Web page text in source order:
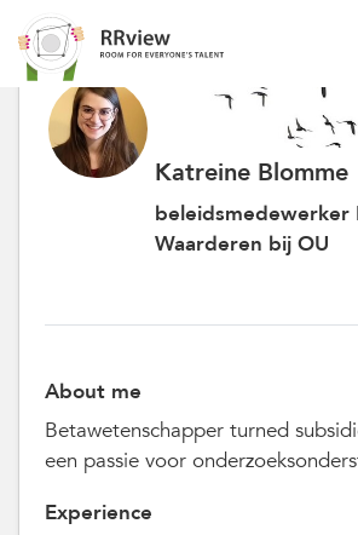
Katreine Blomme
beleidsmedewerker
Waarderen bij OU
About me
Betawetenschapper turned
een passie voor
Experience